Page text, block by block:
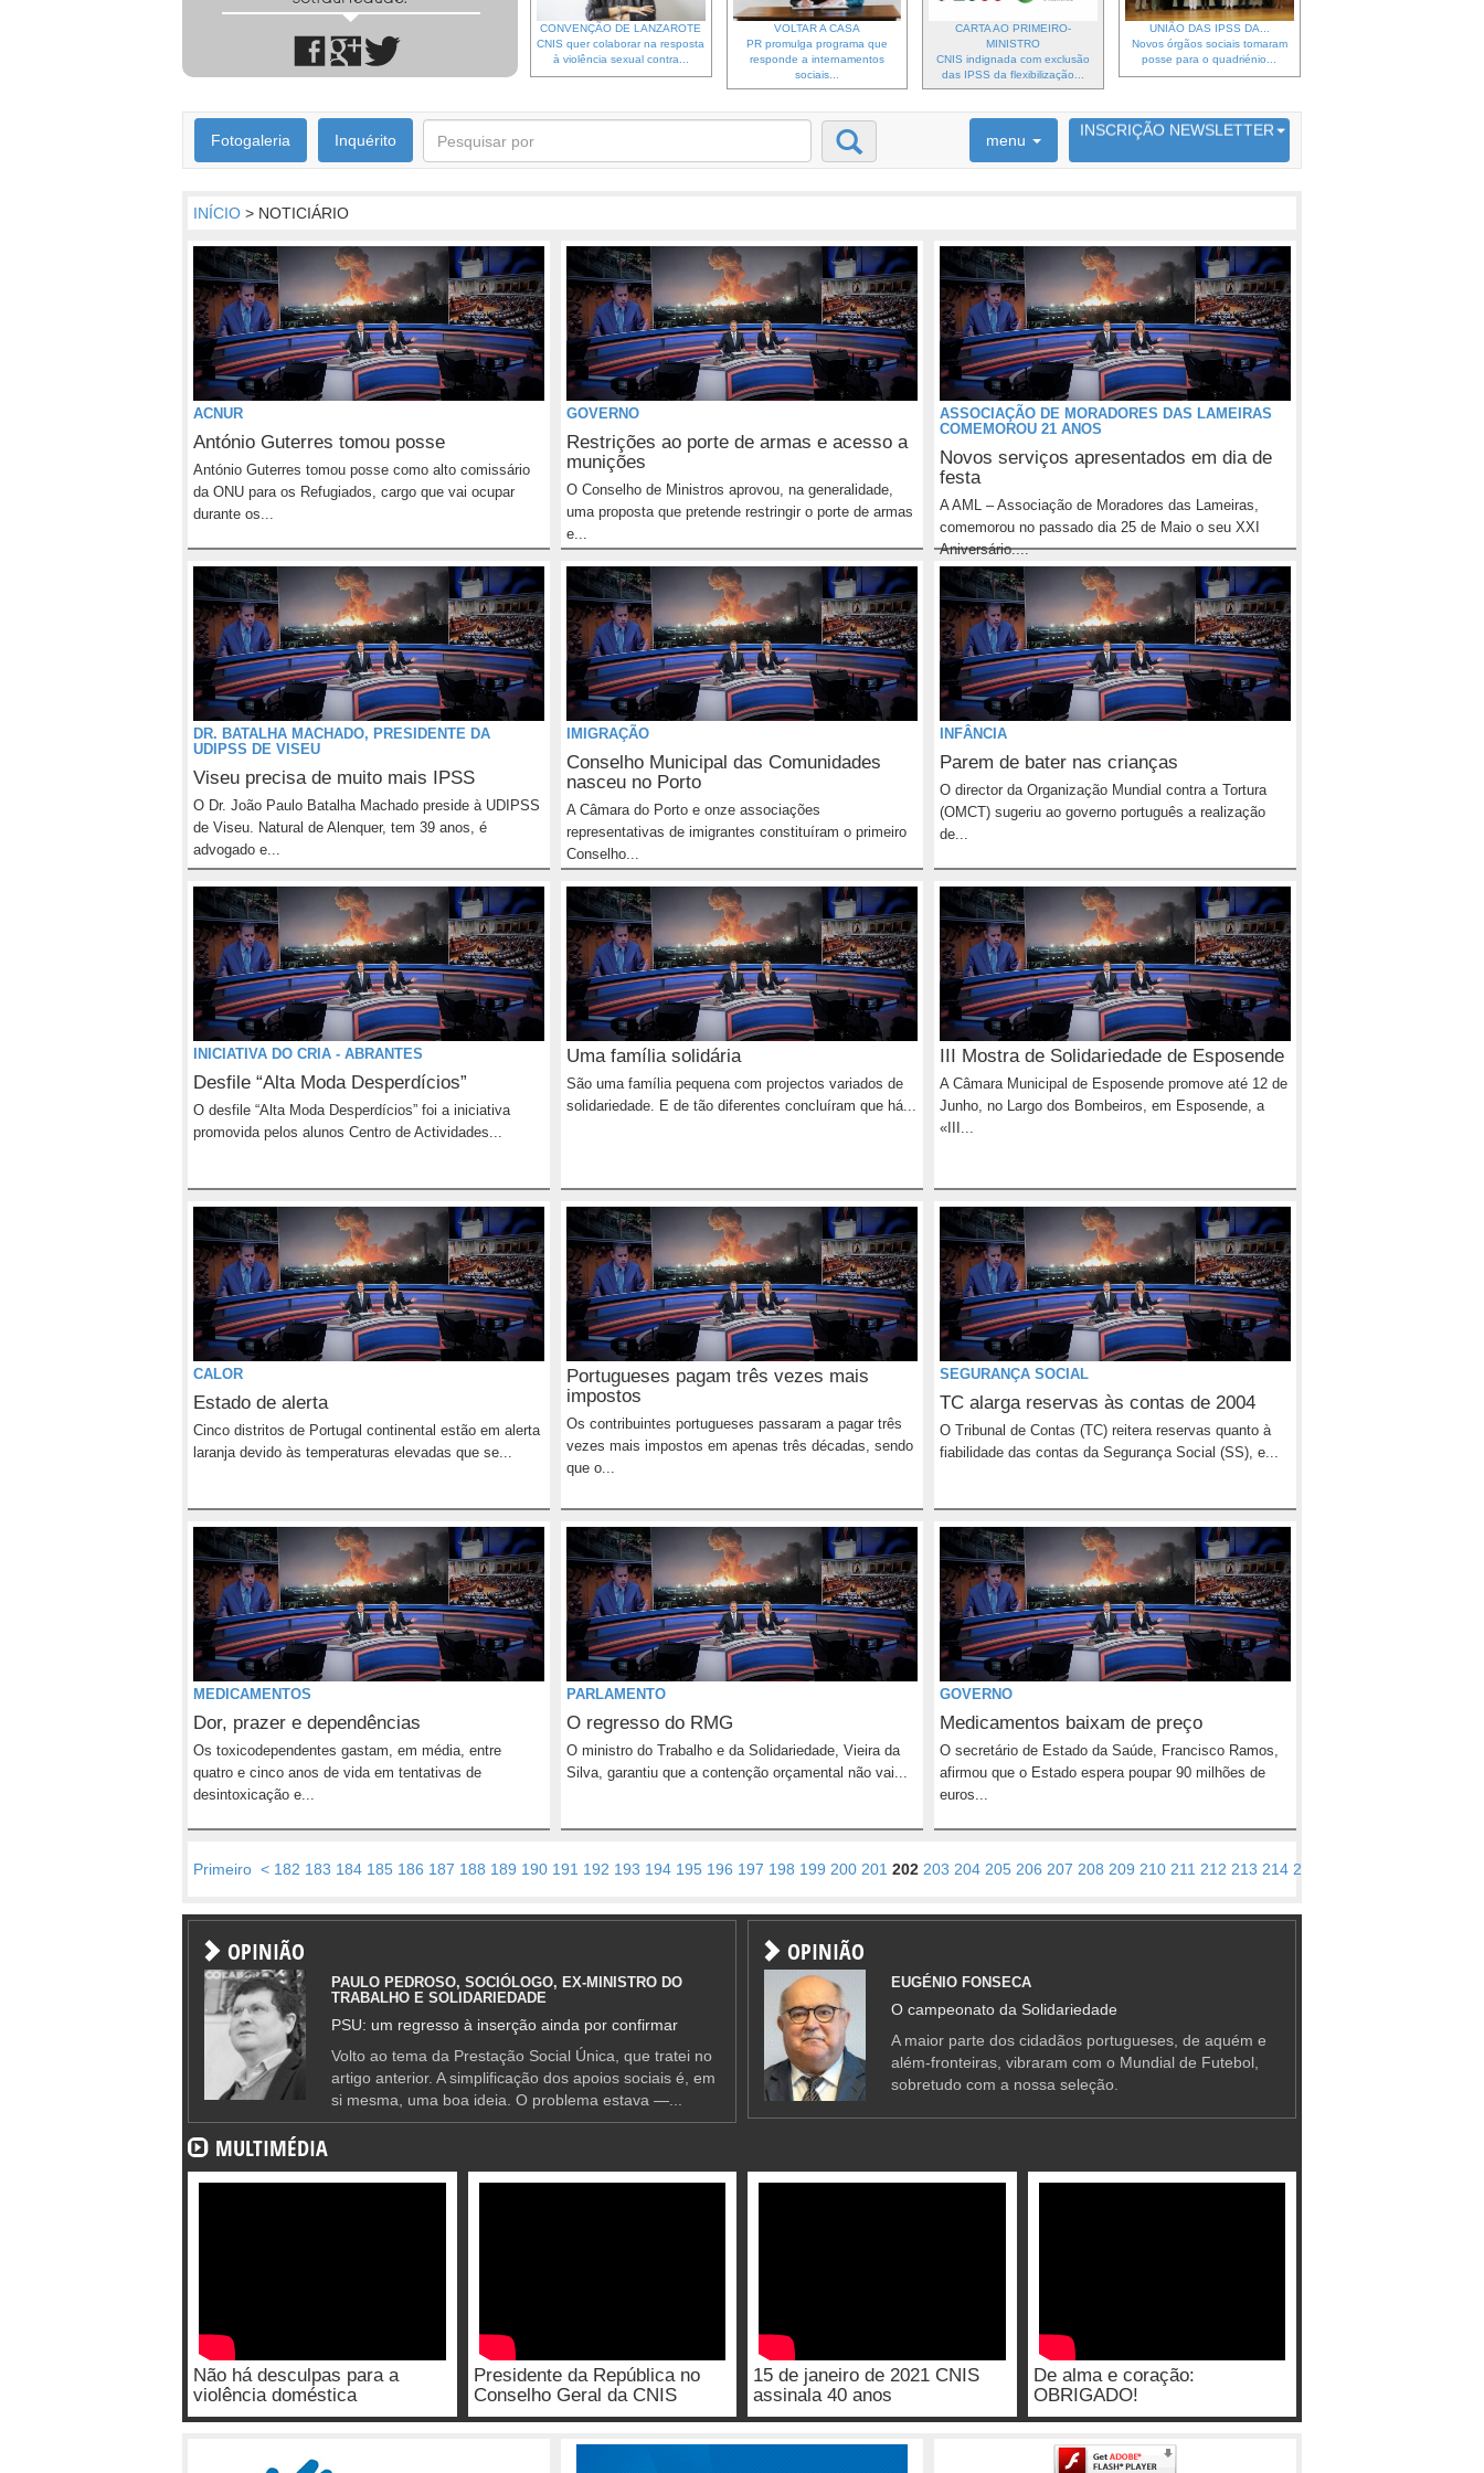
CONVENÇÃO DE LANZAROTE
CNIS quer colaborar na resposta
à violência sexual contra...
VOLTAR A CASA
PR promulga programa que
responde a internamentos
sociais...
CARTA AO PRIMEIRO-
MINISTRO
CNIS indignada com exclusão
das IPSS da flexibilização...
UNIÃO DAS IPSS DA...
Novos órgãos sociais tomaram
posse para o quadriénio...
Fotogaleria Inquérito menu INSCRIÇÃO NEWSLETTER
INÍCIO > NOTICIÁRIO
ACNUR
António Guterres tomou posse
António Guterres tomou posse como alto comissário
da ONU para os Refugiados, cargo que vai ocupar
durante os...
GOVERNO
Restrições ao porte de armas e acesso a
munições
O Conselho de Ministros aprovou, na generalidade,
uma proposta que pretende restringir o porte de armas
e...
ASSOCIAÇÃO DE MORADORES DAS LAMEIRAS
COMEMOROU 21 ANOS
Novos serviços apresentados em dia de
festa
A AML – Associação de Moradores das Lameiras,
comemorou no passado dia 25 de Maio o seu XXI
Aniversário....
DR. BATALHA MACHADO, PRESIDENTE DA
UDIPSS DE VISEU
Viseu precisa de muito mais IPSS
O Dr. João Paulo Batalha Machado preside à UDIPSS
de Viseu. Natural de Alenquer, tem 39 anos, é
advogado e...
IMIGRAÇÃO
Conselho Municipal das Comunidades
nasceu no Porto
A Câmara do Porto e onze associações
representativas de imigrantes constituíram o primeiro
Conselho...
INFÂNCIA
Parem de bater nas crianças
O director da Organização Mundial contra a Tortura
(OMCT) sugeriu ao governo português a realização
de...
INICIATIVA DO CRIA - ABRANTES
Desfile “Alta Moda Desperdícios”
O desfile “Alta Moda Desperdícios” foi a iniciativa
promovida pelos alunos Centro de Actividades...
Uma família solidária
São uma família pequena com projectos variados de
solidariedade. E de tão diferentes concluíram que há...
III Mostra de Solidariedade de Esposende
A Câmara Municipal de Esposende promove até 12 de
Junho, no Largo dos Bombeiros, em Esposende, a
«III...
CALOR
Estado de alerta
Cinco distritos de Portugal continental estão em alerta
laranja devido às temperaturas elevadas que se...
Portugueses pagam três vezes mais
impostos
Os contribuintes portugueses passaram a pagar três
vezes mais impostos em apenas três décadas, sendo
que o...
SEGURANÇA SOCIAL
TC alarga reservas às contas de 2004
O Tribunal de Contas (TC) reitera reservas quanto à
fiabilidade das contas da Segurança Social (SS), e...
MEDICAMENTOS
Dor, prazer e dependências
Os toxicodependentes gastam, em média, entre
quatro e cinco anos de vida em tentativas de
desintoxicação e...
PARLAMENTO
O regresso do RMG
O ministro do Trabalho e da Solidariedade, Vieira da
Silva, garantiu que a contenção orçamental não vai...
GOVERNO
Medicamentos baixam de preço
O secretário de Estado da Saúde, Francisco Ramos,
afirmou que o Estado espera poupar 90 milhões de
euros...
Primeiro < 182 183 184 185 186 187 188 189 190 191 192 193 194 195 196 197 198 199 200 201 202 203 204 205 206 207 208 209 210 211 212 213 214 215
OPINIÃO
PAULO PEDROSO, SOCIÓLOGO, EX-MINISTRO DO
TRABALHO E SOLIDARIEDADE
PSU: um regresso à inserção ainda por confirmar
Volto ao tema da Prestação Social Única, que tratei no
artigo anterior. A simplificação dos apoios sociais é, em
si mesma, uma boa ideia. O problema estava —...
OPINIÃO
EUGÉNIO FONSECA
O campeonato da Solidariedade
A maior parte dos cidadãos portugueses, de aquém e
além-fronteiras, vibraram com o Mundial de Futebol,
sobretudo com a nossa seleção.
MULTIMÉDIA
Não há desculpas para a
violência doméstica
Presidente da República no
Conselho Geral da CNIS
15 de janeiro de 2021 CNIS
assinala 40 anos
De alma e coração:
OBRIGADO!